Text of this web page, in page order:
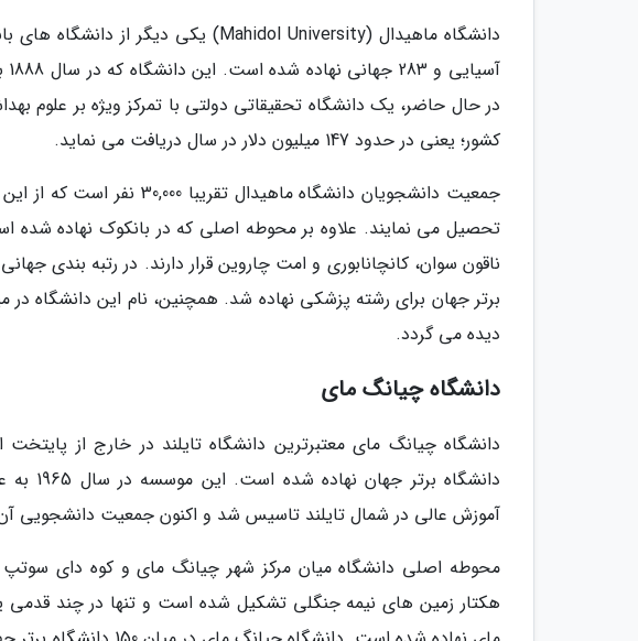
در حال حاضر، یک دانشگاه تحقیقاتی دولتی با تمرکز ویژه بر علوم
کشور؛ یعنی در حدود 147 میلیون دلار در سال دریافت می نماید.
تحصیل می نمایند. علاوه بر محوطه اصلی که در بانکوک نهاده
برتر جهان برای رشته پزشکی نهاده شد. همچنین، نام این دانشگاه
دیده می گردد.
دانشگاه چیانگ مای
آموزش عالی در شمال تایلند تاسیس شد و اکنون جمعیت دانشجویی آن به بیش از
هکتار زمین های نیمه جنگلی تشکیل شده است و تنها در چند